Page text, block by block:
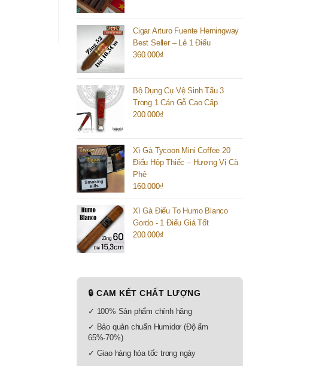
Cigar Arturo Fuente Hemingway
Best Seller – Lẻ 1 Điếu
360.000₫
Bộ Dụng Cụ Vệ Sinh Tẩu 3
Trong 1 Cán Gỗ Cao Cấp
200.000₫
Xì Gà Tycoon Mini Coffee 20
Điếu Hộp Thiếc – Hương Vị Cà
Phê
160.000₫
Xì Gà Điếu To Humo Blanco
Gordo - 1 Điếu Giá Tốt
200.000₫
🔒 CAM KẾT CHẤT LƯỢNG
✓ 100% Sản phẩm chính hãng
✓ Bảo quản chuẩn Humidor (Độ ẩm
65%-70%)
✓ Giao hàng hỏa tốc trong ngày